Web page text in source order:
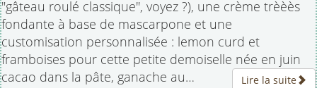
"gâteau roulé classique", voyez ?), une crème trèèès
fondante à base de mascarpone et une
customisation personnalisée : lemon curd et
framboises pour cette petite demoiselle née en juin
cacao dans la pâte, ganache au…
Lire la suite